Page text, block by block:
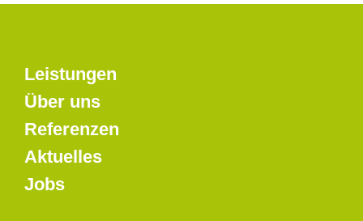
Leistungen
Über uns
Referenzen
Aktuelles
Jobs